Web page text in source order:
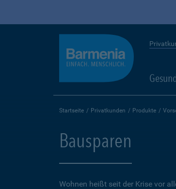
Startseite Privatkunden Produkte
Bausparen
Wohnen heißt seit der Krise vor